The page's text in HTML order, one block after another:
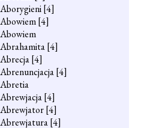
Aborygieni[4]
Abowiem[4]
Abowiem
Abrahamita[4]
Abrecja[4]
Abrenuncjacja[4]
Abretia
Abrewjacja[4]
Abrewjator[4]
Abrewjatura[4]